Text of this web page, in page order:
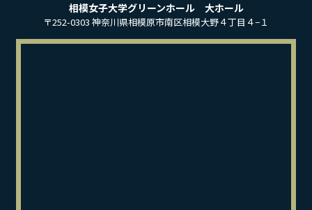
相模女子大学グリーンホール 大ホール
〒252-0303 神奈川県相模原市南区相模大野４丁目４−１